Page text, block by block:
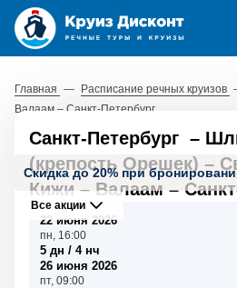
Главная — Расписание речных круизов
Валаам – Санкт-Петербург
Скидка до 20% при
Все акции
Санкт-Петербург –
(крепость Орешек) –
Кижи – Валаам –
22 июня 2026
пн, 16:00
5 дн / 4 нч
26 июня 2026
пт, 09:00